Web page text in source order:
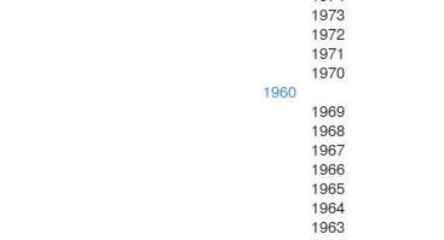
1973
1972
1971
1970
1960
1969
1968
1967
1966
1965
1964
1963